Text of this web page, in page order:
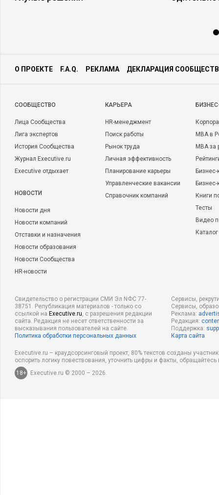
О ПРОЕКТЕ F.A.Q. РЕКЛАМА ДЕКЛАРАЦИЯ
CООБЩЕСТВО
Лица Сообщества
Лига экспертов
История Сообщества
Журнал Executive.ru
Executive отдыхает
НОВОСТИ
Новости дня
Новости компаний
Отставки и назначения
Новости образования
Новости Сообщества
HR-новости
КАРЬЕРА
HR-менеджмент
Поиск работы
Рынок труда
Личная эффективность
Планирование карьеры
Управленческие вакансии
Справочник компаний
MBA в
MBA
Бизнес-
Книги
Тесты
Видео
Свидетельство о регистрации СМИ Эл NФС 77-
38751. Републикация материалов - только со
ссылкой на Executive.ru, с разрешения редакции
сайта. Редакция не несет ответственности за
высказывания пользователей на сайте.
Политика обработки персональных данных
Сервисы,
Сервисы,
Реклама:
Редакция:
Поддержка:
Карта сайта
Executive.ru – краудсорсинговый проект, 80% текстов созданы
оспорить логику повествования, уточнить цифры и факты,
18+
Executive.ru © 2000 – 2026.